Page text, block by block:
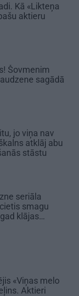
Kā «Likteņa
aktieru
Šovmenim
sagādā
jo viņa nav
atklāj abu
stāstu
seriāla
smagu
klājas
«Viņas melo
Aktieri